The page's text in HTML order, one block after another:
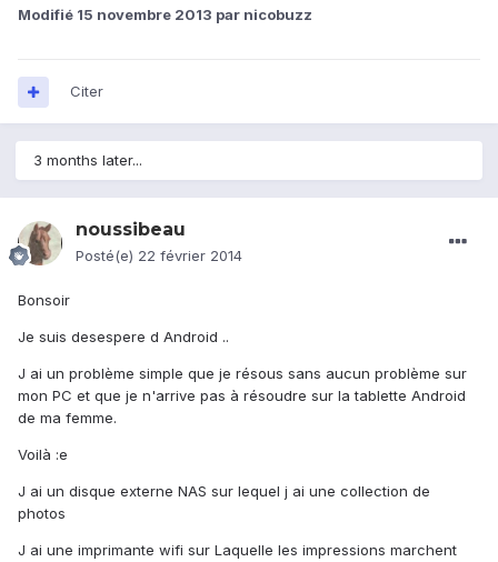
Modifié 15 novembre 2013 par nicobuzz
Citer
3 months later...
noussibeau
Posté(e) 22 février 2014
Bonsoir
Je suis desespere d Android ..
J ai un problème simple que je résous sans aucun problème sur
mon PC et que je n'arrive pas à résoudre sur la tablette Android
de ma femme.
Voilà :e
J ai un disque externe NAS sur lequel j ai une collection de
photos
J ai une imprimante wifi sur Laquelle les impressions marchent